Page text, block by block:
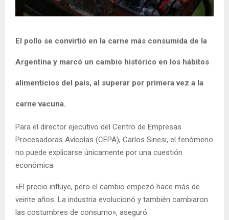
El pollo se convirtió en la carne más consumida de la
Argentina y marcó un cambio histórico en los hábitos
alimenticios del país, al superar por primera vez a la
carne vacuna.
Para el director ejecutivo del Centro de Empresas
Procesadoras Avícolas (CEPA), Carlos Sinesi, el fenómeno
no puede explicarse únicamente por una cuestión
económica.
«El precio influye, pero el cambio empezó hace más de
veinte años. La industria evolucionó y también cambiaron
las costumbres de consumo», aseguró.